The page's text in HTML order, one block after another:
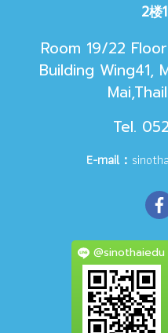
2楼
Room 19/22
Building Wing41,
Tel.
E-mail：
@sinothaiedu